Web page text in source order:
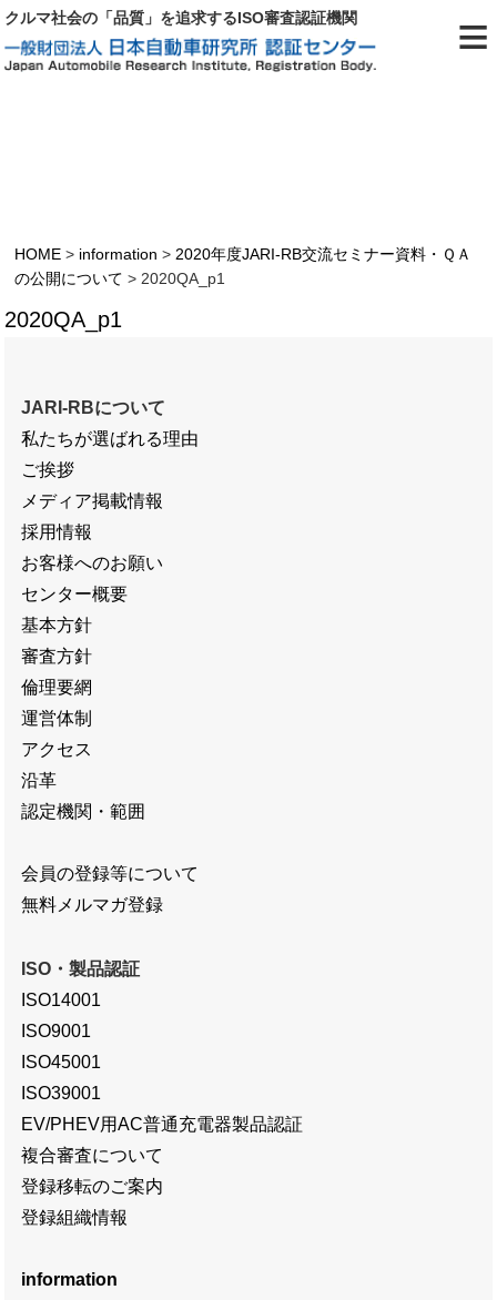
クルマ社会の「品質」を追求するISO審査認証機関 ≡
HOME > information > 2020年度JARI-RB交流セミナー資料・ＱＡ
の公開について > 2020QA_p1
2020QA_p1
JARI-RBについて
私たちが選ばれる理由
ご挨拶
メディア掲載情報
採用情報
お客様へのお願い
センター概要
基本方針
審査方針
倫理要網
運営体制
アクセス
沿革
認定機関・範囲
会員の登録等について
無料メルマガ登録
ISO・製品認証
ISO14001
ISO9001
ISO45001
ISO39001
EV/PHEV用AC普通充電器製品認証
複合審査について
登録移転のご案内
登録組織情報
information